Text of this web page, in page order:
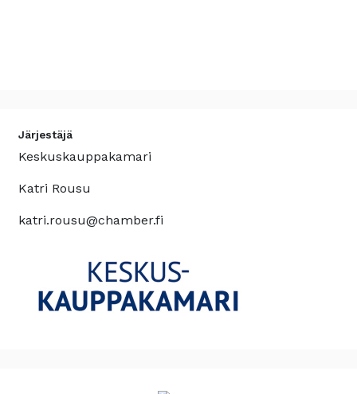
Järjestäjä
Keskuskauppakamari
Katri Rousu
katri.rousu@chamber.fi